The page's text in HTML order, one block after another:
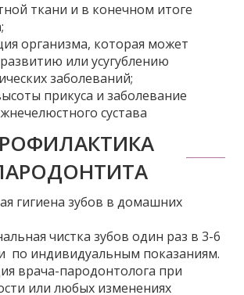
ткани и в конечном итоге
организма, которая может
или усугублению
заболеваний;
прикуса и заболевание
сустава
гигиена зубов в домашних
чистка зубов один раз в 3-6
по индивидуальным показаниям.
врача-пародонтолога при
или любых изменениях